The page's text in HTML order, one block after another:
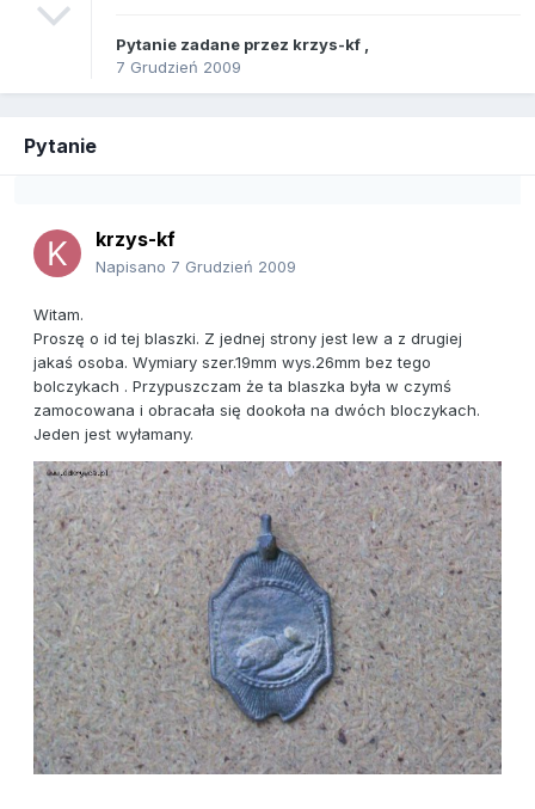
Pytanie zadane przez krzys-kf
7 Grudzień 2009
Pytanie
krzys-kf
Napisano 7 Grudzień 2009
Witam.
Proszę o id tej blaszki. Z jednej strony jest lew a z drugiej
jakaś osoba. Wymiary szer.19mm wys.26mm bez tego
bolczykach . Przypuszczam że ta blaszka była w czymś
zamocowana i obracała się dookoła na dwóch bloczykach.
Jeden jest wyłamany.